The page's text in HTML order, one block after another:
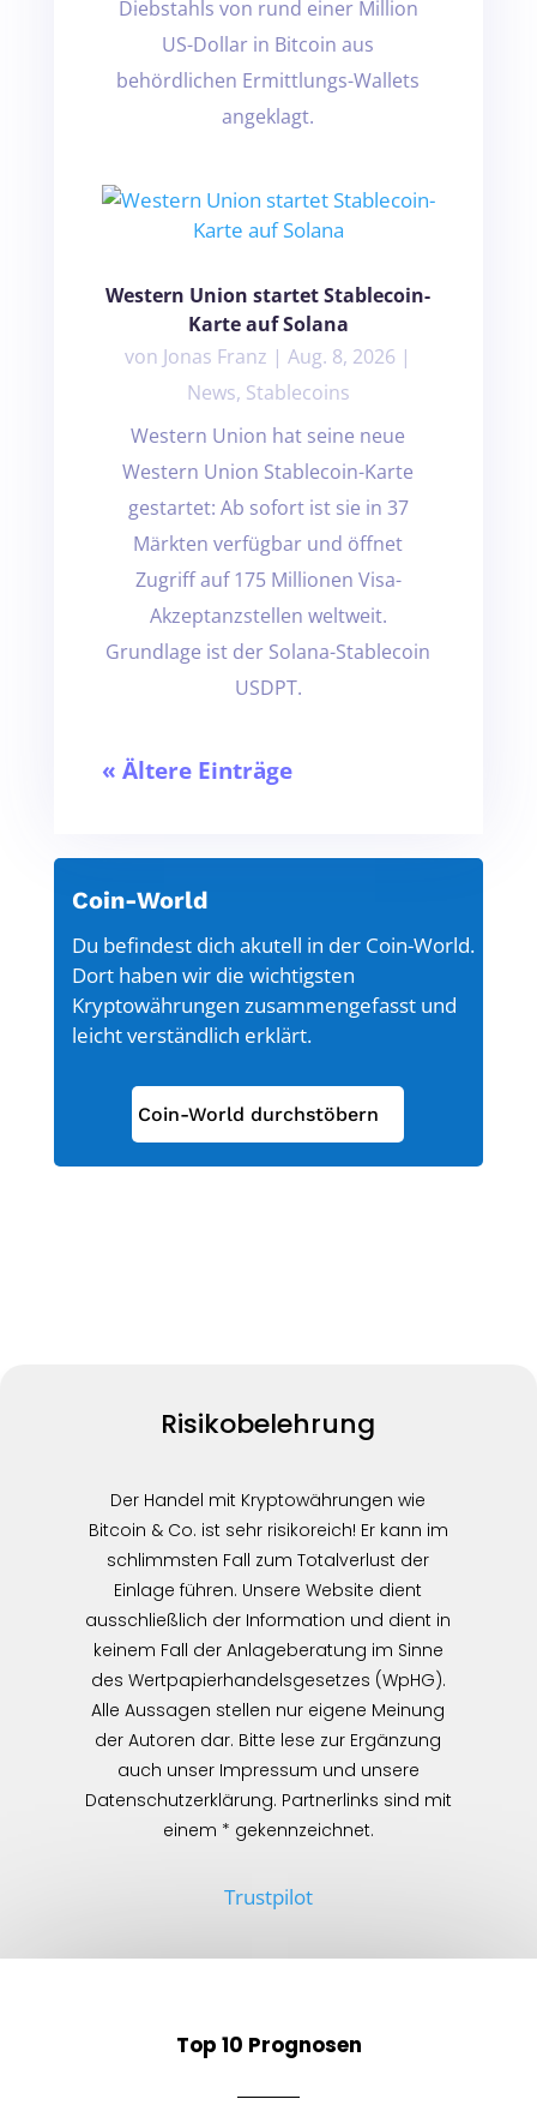
Diebstahls von rund einer Million
US-Dollar in Bitcoin aus
behördlichen Ermittlungs-Wallets
angeklagt.
Western Union startet Stablecoin-
Karte auf Solana
von Jonas Franz |Aug. 8, 2026 |
News, Stablecoins
Western Union hat seine neue
Western Union Stablecoin-Karte
gestartet: Ab sofort ist sie in 37
Märkten verfügbar und öffnet
Zugriff auf 175 Millionen Visa-
Akzeptanzstellen weltweit.
Grundlage ist der Solana-Stablecoin
USDPT.
« Ältere Einträge
Coin-World
Du befindest dich akutell in der Coin-World.
Dort haben wir die wichtigsten
Kryptowährungen zusammengefasst und
leicht verständlich erklärt.
Coin-World durchstöbern
Risikobelehrung
Der Handel mit Kryptowährungen wie
Bitcoin & Co. ist sehr risikoreich! Er kann im
schlimmsten Fall zum Totalverlust der
Einlage führen. Unsere Website dient
ausschließlich der Information und dient in
keinem Fall der Anlageberatung im Sinne
des Wertpapierhandelsgesetzes (WpHG).
Alle Aussagen stellen nur eigene Meinung
der Autoren dar. Bitte lese zur Ergänzung
auch unser Impressum und unsere
Datenschutzerklärung. Partnerlinks sind mit
einem * gekennzeichnet.
Trustpilot
Top 10 Prognosen